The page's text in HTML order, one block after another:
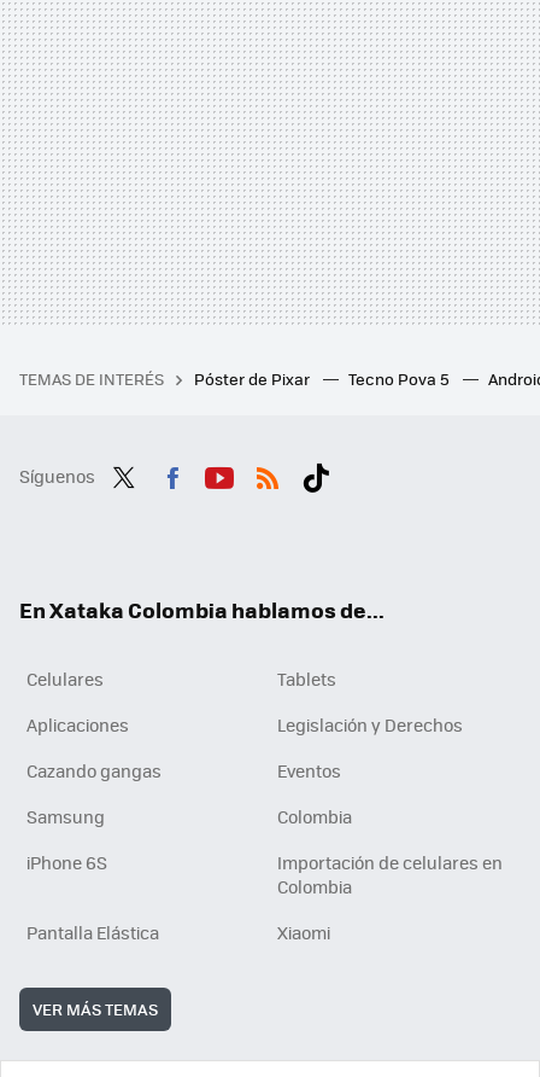
TEMAS DE INTERÉS Póster de Pixar Tecno Pova 5
Síguenos
En Xataka Colombia hablamos de...
Celulares
Tablets
Aplicaciones
Legislación y Derechos
Cazando gangas
Eventos
Samsung
Colombia
iPhone 6S
Importación de celulares en
Colombia
Pantalla Elástica
Xiaomi
VER MÁS TEMAS